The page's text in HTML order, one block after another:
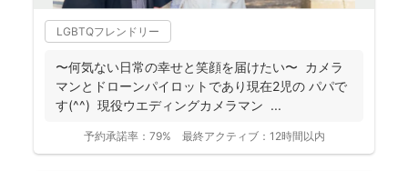
LGBTQフレンドリー
〜何気ない日常の幸せと笑顔を届けたい〜 カメラ
マンとドローンパイロットであり現在2児の パパで
す(^^) 現役ウエディングカメラマン ...
予約承諾率： 79% 最終アクティブ： 12時間以内